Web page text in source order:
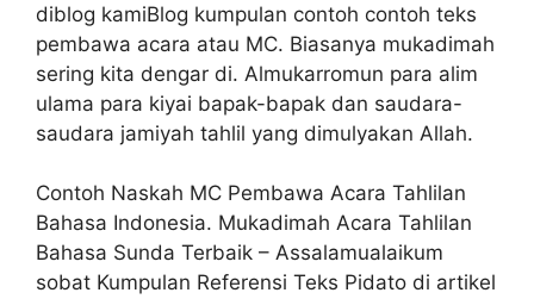
diblog kamiBlog kumpulan contoh contoh teks
pembawa acara atau MC. Biasanya mukadimah
sering kita dengar di. Almukarromun para alim
ulama para kiyai bapak-bapak dan saudara-
saudara jamiyah tahlil yang dimulyakan Allah.
Contoh Naskah MC Pembawa Acara Tahlilan
Bahasa Indonesia. Mukadimah Acara Tahlilan
Bahasa Sunda Terbaik – Assalamualaikum
sobat Kumpulan Referensi Teks Pidato di artikel